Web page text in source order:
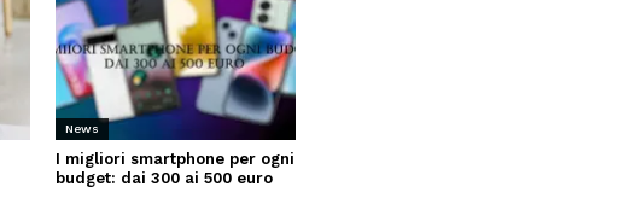
News
I migliori smartphone per ogni
budget: dai 300 ai 500 euro